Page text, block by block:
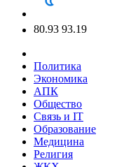
80.93 93.19
Политика
Экономика
АПК
Общество
Связь и IT
Образование
Медицина
Религия